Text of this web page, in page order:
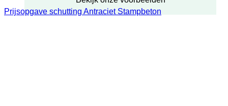
Prijsopgave schutting Antraciet Stampbeton